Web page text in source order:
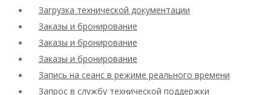
Загрузка технической документации
Заказы и бронирование
Заказы и бронирование
Заказы и бронирование
Запись на сеанс в режиме реального времени
Запрос в службу технической поддержки